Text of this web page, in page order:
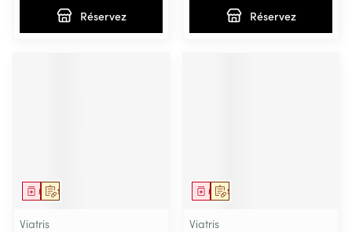
Réservez Réservez
Sur prescription
Médicament
Viatris
Sur prescription
Médicament
Viatris